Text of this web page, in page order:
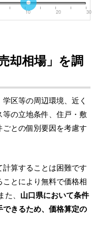
10 20 30
却相場」を調
区等の周辺環境、近く
の立地条件、住戸・敷
との個別要因を考慮す
算することは困難です
ことにより無料で価格相
、 山口県において条件
きるため、価格算定の